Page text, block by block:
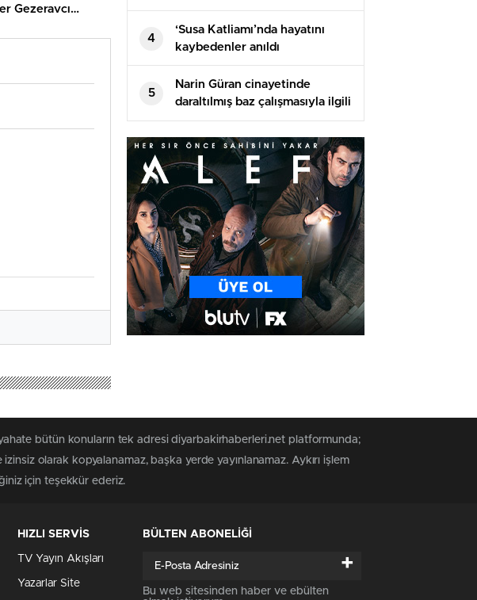
Gezeravcı
üstünde Abdullah Öcalan
Meydanı olacak mı?’
4
‘Susa Katliamı’nda hayatını
kaybedenler anıldı
5
Narin Güran cinayetinde
daraltılmış baz çalışmasıyla ilgili
istenen ek rapor tamamlandı: 2
metre ve 1 dakika yanılma
olabilir
bütün konuların tek adresi diyarbakirhaberleri.net platformunda;
olarak kopyalanamaz, başka yerde yayınlanamaz. Aykırı işlem
için teşekkür ederiz.
HIZLI SERVİS
TV Yayın Akışları
Yazarlar Site
BÜLTEN ABONELİĞİ
+
Bu web sitesinden haber ve ebülten